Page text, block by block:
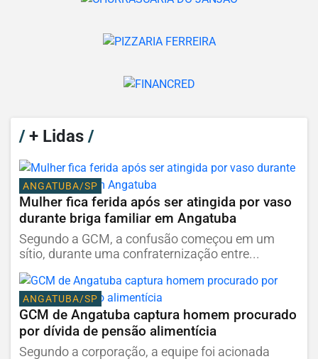
/+ Lidas /
ANGATUBA/SP
Mulher fica ferida após ser atingida por vaso
durante briga familiar em Angatuba
Segundo a GCM, a confusão começou em um
sítio, durante uma confraternização entre...
ANGATUBA/SP
GCM de Angatuba captura homem procurado
por dívida de pensão alimentícia
Segundo a corporação, a equipe foi acionada